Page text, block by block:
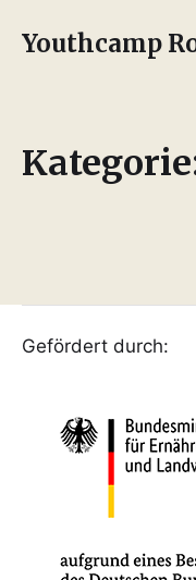
Youthcamp
Gefördert durch: